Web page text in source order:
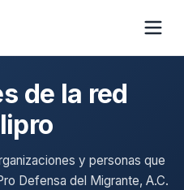
de la red
y personas que
Defensa del Migrante, A.C.